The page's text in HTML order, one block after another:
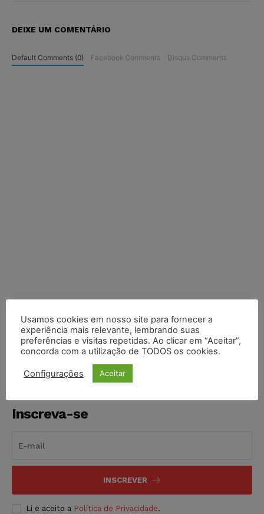
DEIXE UM COMENTÁRIO
Default Comments (0) Facebook Comments Disqus Comments
COMPARTILHE
Inscreva-se
INSCREVER
Li e aceito a Política de Privacidade.
Usamos cookies em nosso site para fornecer a
experiência mais relevante, lembrando suas
preferências e visitas repetidas. Ao clicar em “Aceitar”,
concorda com a utilização de TODOS os cookies.
Configurações Aceitar